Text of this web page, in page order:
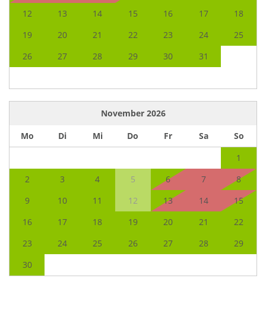
12 13 14 15 16 17
18
19
20 21 22 23 24
25
26
27 28 29 30 31
November 2026
Mo
Di Mi Do Fr Sa
So
1
2
3 4 5 6 7
8
9
10 11 12 13 14
15
16
17 18 19 20 21
22
23
24 25 26 27 28
29
30